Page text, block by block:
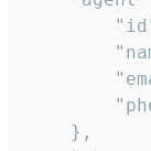
    },